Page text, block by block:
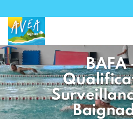
BAFA